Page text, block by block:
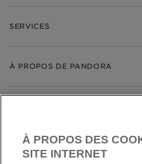
Trouver une boutique
Suivre ma commande
Échanges et retours
Garantie
Nous contacter
*Conditions des offres en cours
SERVICES
Gravure
Nettoyage & Entretien
Conditions générales de My Pandora
À PROPOS DE PANDORA
À PROPOS DES
SITE INTERNET